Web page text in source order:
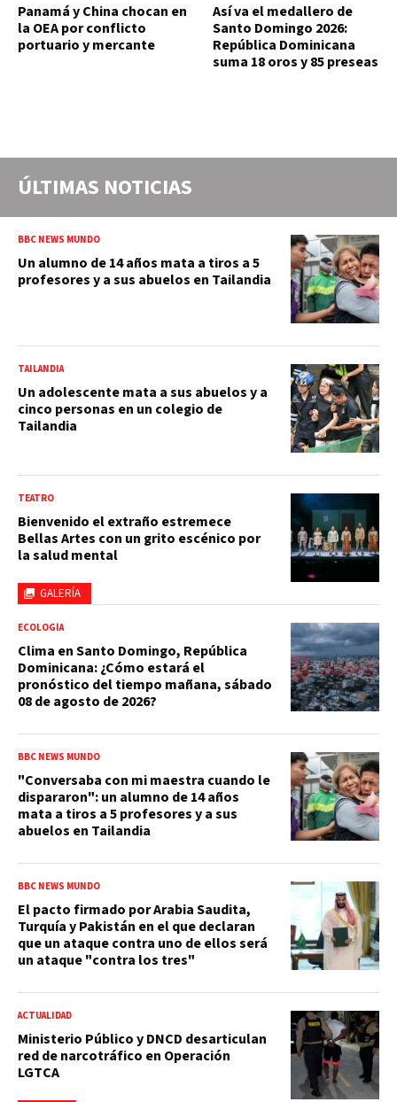
Panamá y China chocan en
la OEA por conflicto
portuario y mercante
Así va el medallero de
Santo Domingo 2026:
República Dominicana
suma 18 oros y 85 preseas
ÚLTIMAS NOTICIAS
BBC NEWS MUNDO
Un alumno de 14 años mata a tiros a 5
profesores y a sus abuelos en Tailandia
TAILANDIA
Un adolescente mata a sus abuelos y a
cinco personas en un colegio de
Tailandia
GALERÍA
TEATRO
Bienvenido el extraño estremece
Bellas Artes con un grito escénico por
la salud mental
ECOLOGÍA
Clima en Santo Domingo, República
Dominicana: ¿Cómo estará el
pronóstico del tiempo mañana, sábado
08 de agosto de 2026?
BBC NEWS MUNDO
"Conversaba con mi maestra cuando le
dispararon": un alumno de 14 años
mata a tiros a 5 profesores y a sus
abuelos en Tailandia
BBC NEWS MUNDO
El pacto firmado por Arabia Saudita,
Turquía y Pakistán en el que declaran
que un ataque contra uno de ellos será
un ataque "contra los tres"
ACTUALIDAD
Ministerio Público y DNCD desarticulan
red de narcotráfico en Operación
LGTCA